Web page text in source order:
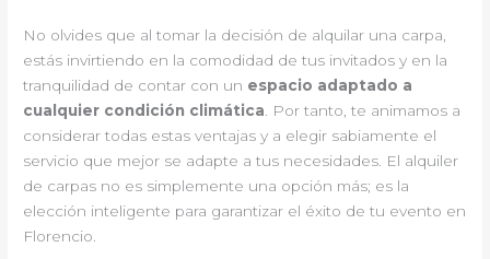
No olvides que al tomar la decisión de alquilar una carpa,
estás invirtiendo en la comodidad de tus invitados y en la
tranquilidad de contar con un espacio adaptado a
cualquier condición climática . Por tanto, te animamos a
considerar todas estas ventajas y a elegir sabiamente el
servicio que mejor se adapte a tus necesidades. El alquiler
de carpas no es simplemente una opción más; es la
elección inteligente para garantizar el éxito de tu evento en
Florencio.